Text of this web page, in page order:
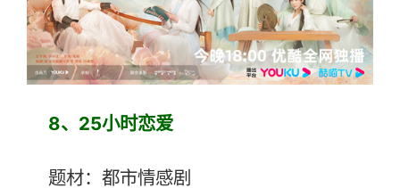
8、25小时恋爱
题材：都市情感剧